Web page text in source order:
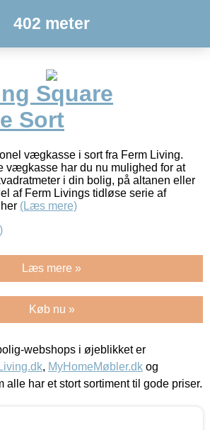
402 meter
Square
Sort
vægkasse i sort fra Ferm Living.
vægkasse har du nu mulighed for at
i din bolig, på altanen eller
af Ferm Livings tidløse serie af
(Læs mere)
Læs mere »
Køb nu »
webshops i øjeblikket er
, MyHomeMøbler.dk og
alle har et stort sortiment til gode priser.